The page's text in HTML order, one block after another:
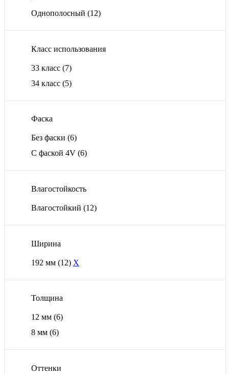
Однополосный (12)
Класс использования
33 класс (7)
34 класс (5)
Фаска
Без фаски (6)
С фаской 4V (6)
Влагостойкость
Влагостойкий (12)
Ширина
192 мм (12) X
Толщина
12 мм (6)
8 мм (6)
Оттенки